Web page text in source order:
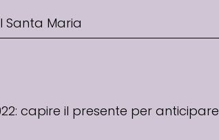
Santa Maria
capire il presente per anticipare